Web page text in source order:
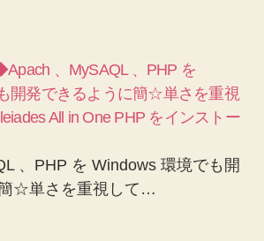
、MySAQL 、PHP を
開発できるように簡☆単さを重視
All in One PHP をインストー
、PHP を Windows 環境でも開
☆単さを重視して…